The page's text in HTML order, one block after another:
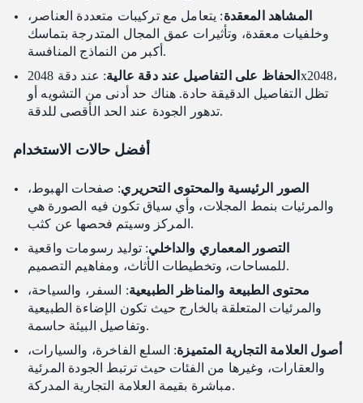
المشاهد المعقدة: يتعامل مع تركيبات متعددة العناصر،
وخلفيات معقدة، وتأثيرات عمق المجال المتدرجة بتماسك
أكبر من النماذج المنافسة.
الحفاظ على التفاصيل عند دقة عالية
: عند دقة 2048x2048،
تظل التفاصيل الدقيقة حادة. هناك حد أدنى من التشويه أو
تدهور الجودة عند الحد الأقصى للدقة.
أفضل حالات الاستخدام
الصور الرئيسية والمحتوى التحريري: صفحات الهبوط،
والمرئيات بنمط المجلات، وأي سياق تكون فيه الصورة هي
المركز وسيتم فحصها عن كثب.
التصور المعماري والداخلي: توليد رسومات واقعية
للمساحات، وتخطيطات الأثاث، ومفاهيم التصميم.
محتوى الطبيعة والمناظر الطبيعية: السفر، والسياحة،
والمرئيات المتعلقة بالخارج حيث تكون الإضاءة الطبيعية
وتفاصيل البيئة حاسمة.
أصول العلامة التجارية المتميزة: السلع الفاخرة، والسيارات،
والعقارات، وغيرها من الفئات حيث ترتبط الجودة المرئية
مباشرة بقيمة العلامة التجارية المدركة.